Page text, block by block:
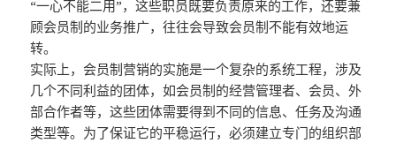
“一心不能二用”，这些职员既要负责原来的工作，还要兼
顾会员制的业务推广，往往会导致会员制不能有效地运
转。
实际上，会员制营销的实施是一个复杂的系统工程，涉及
几个不同利益的团体，如会员制的经营管理者、会员、外
部合作者等，这些团体需要得到不同的信息、任务及沟通
类型等。为了保证它的平稳运行，必须建立专门的组织部